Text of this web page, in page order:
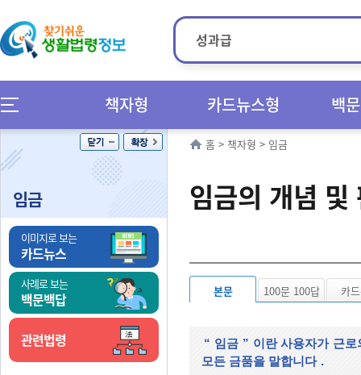
책자형 카드뉴스형 백
임금
이미지로 보는
카드뉴스
사례로 보는
백문백답
관련법령
홈 > 책자형 > 임금
임금의 개념 및
본문 100문 100답 카
“ 임금 ” 이란 사용자가 근
모든 금품을 말합니다 .